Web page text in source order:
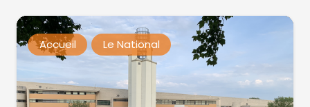
Accueil Le National